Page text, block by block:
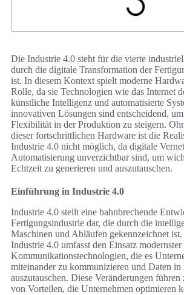
Die Industrie 4.0 steht für die vierte
durch die digitale Transformation der
ist. In diesem Kontext spielt moderne
Rolle, da sie Technologien wie das Internet
künstliche Intelligenz und automatisierte
innovativen Lösungen sind entscheidend,
Flexibilität in der Produktion zu steigern.
dieser fortschrittlichen Hardware ist die
Industrie 4.0 nicht möglich, da digitale
Automatisierung unverzichtbar sind, um
Echtzeit zu generieren und auszutauschen.
Einführung in Industrie 4.0
Industrie 4.0 stellt eine bahnbrechende
Fertigungsindustrie dar, die durch die
Maschinen und Abläufen gekennzeichnet
Industrie 4.0 umfasst den Einsatz
Kommunikationstechnologien, die es
miteinander zu kommunizieren und Daten in
auszutauschen. Diese Veränderungen
von Vorteilen, die Unternehmen optimieren